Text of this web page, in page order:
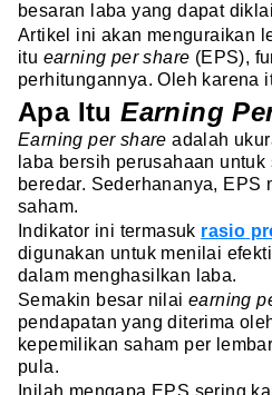
besaran laba yang dapat
Artikel ini akan menguraikan
itu earning per share (EPS),
perhitungannya. Oleh karena
Apa ItuEarning
Earning per shareadalah
laba bersih perusahaan
beredar. Sederhananya, EPS
saham.
Indikator ini termasuk rasio
digunakan untuk menilai
dalam menghasilkan laba.
Semakin besar nilai earning
pendapatan yang diterima
kepemilikan saham per
pula.
Inilah mengapa EPS sering